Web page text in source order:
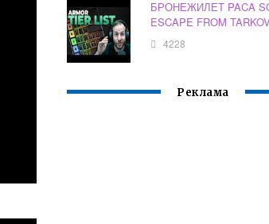
БРОНЕЖИЛЕТ PACA
ESCAPE FROM
4228
Реклама